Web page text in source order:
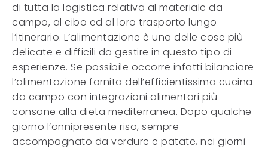
di tutta la logistica relativa al materiale da
campo, al cibo ed al loro trasporto lungo
l’itinerario. L’alimentazione è una delle cose più
delicate e difficili da gestire in questo tipo di
esperienze. Se possibile occorre infatti bilanciare
l’alimentazione fornita dell’efficientissima cucina
da campo con integrazioni alimentari più
consone alla dieta mediterranea. Dopo qualche
giorno l’onnipresente riso, sempre
accompagnato da verdure e patate, nei giorni